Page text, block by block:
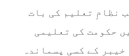
حکومت کی تعلیمی
کے کسی پسماندہ